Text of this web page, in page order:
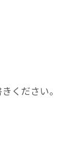
ください。